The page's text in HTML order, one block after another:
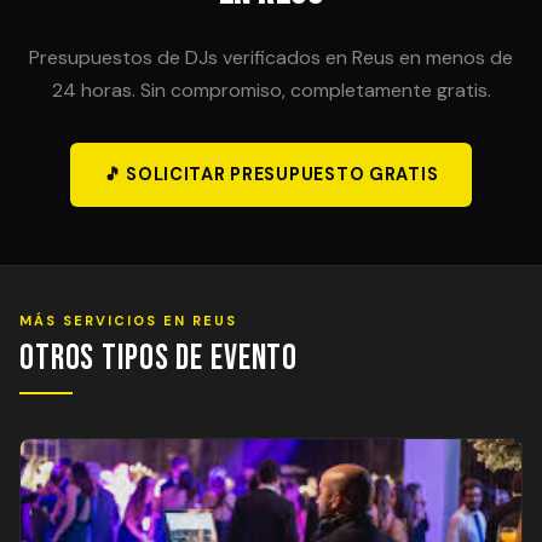
Presupuestos de DJs verificados en Reus en menos de
24 horas. Sin compromiso, completamente gratis.
🎵 SOLICITAR PRESUPUESTO GRATIS
MÁS SERVICIOS EN REUS
Otros Tipos de Evento